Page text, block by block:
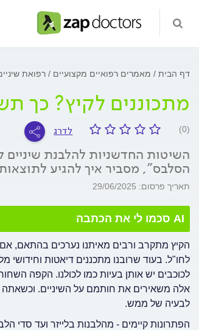
דף הבית מאמרים רפואיים מקצועיים רפואת
מתכוננים לקיץ? כך
(0) לדרג
השיטות החדשניות להלבנת שיניים
הסלבס", מסביר איך להגיע
תאריך פרסום: 29/06/2025
AI סכמו לי את הכתבה
הקיץ מתקרב ורבים מאיתנו נערכים בהתאם,
לחו"ל. בעוד שרובנו מתכננים דיאטות
לכוכבים יש אותן בעיות כמו לכולנו. הקפה
אלה משאירים את חותמם על השיניים. וכשאתה
לבעיה של ממש.
הפתרונות קיימים - מהלבנות בלייזר ועד סדי